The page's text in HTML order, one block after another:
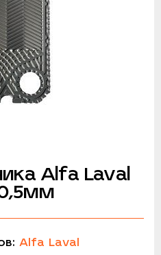
Alfa Laval
Alfa Laval